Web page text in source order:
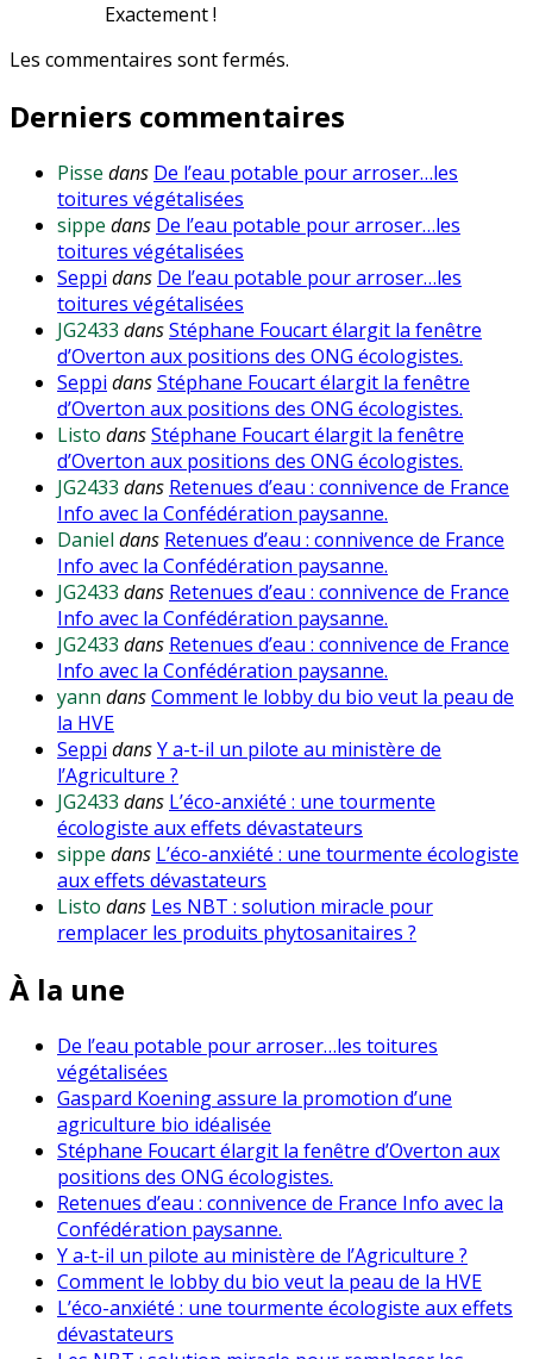
Exactement !
Les commentaires sont fermés.
Derniers commentaires
Pisse dans De l’eau potable pour arroser…les
toitures végétalisées
sippe dans De l’eau potable pour arroser…les
toitures végétalisées
Seppi dans De l’eau potable pour arroser…les
toitures végétalisées
JG2433 dansStéphane Foucart élargit la fenêtre
d’Overton aux positions des ONG écologistes.
Seppi dansStéphane Foucart élargit la fenêtre
d’Overton aux positions des ONG écologistes.
Listo dansStéphane Foucart élargit la fenêtre
d’Overton aux positions des ONG écologistes.
JG2433 dans Retenues d’eau : connivence de France
Info avec la Confédération paysanne.
Daniel dans Retenues d’eau : connivence de France
Info avec la Confédération paysanne.
JG2433 dans Retenues d’eau : connivence de France
Info avec la Confédération paysanne.
JG2433 dans Retenues d’eau : connivence de France
Info avec la Confédération paysanne.
yann dansComment le lobby du bio veut la peau de
la HVE
Seppi dansY a-t-il un pilote au ministère de
l’Agriculture ?
JG2433 dans L’éco-anxiété : une tourmente
écologiste aux effets dévastateurs
sippe dans L’éco-anxiété : une tourmente écologiste
aux effets dévastateurs
Listo dans Les NBT : solution miracle pour
remplacer les produits phytosanitaires ?
À la une
De l’eau potable pour arroser…les toitures
végétalisées
Gaspard Koening assure la promotion d’une
agriculture bio idéalisée
Stéphane Foucart élargit la fenêtre d’Overton aux
positions des ONG écologistes.
Retenues d’eau : connivence de France Info avec la
Confédération paysanne.
Y a-t-il un pilote au ministère de l’Agriculture ?
Comment le lobby du bio veut la peau de la HVE
L’éco-anxiété : une tourmente écologiste aux effets
dévastateurs